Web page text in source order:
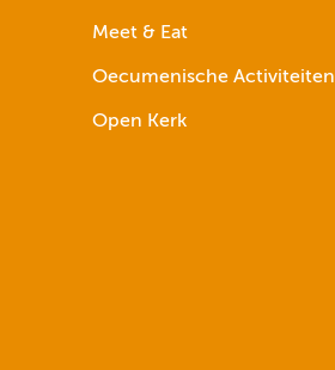
Meet & Eat
Oecumenische Activiteiten
Open Kerk